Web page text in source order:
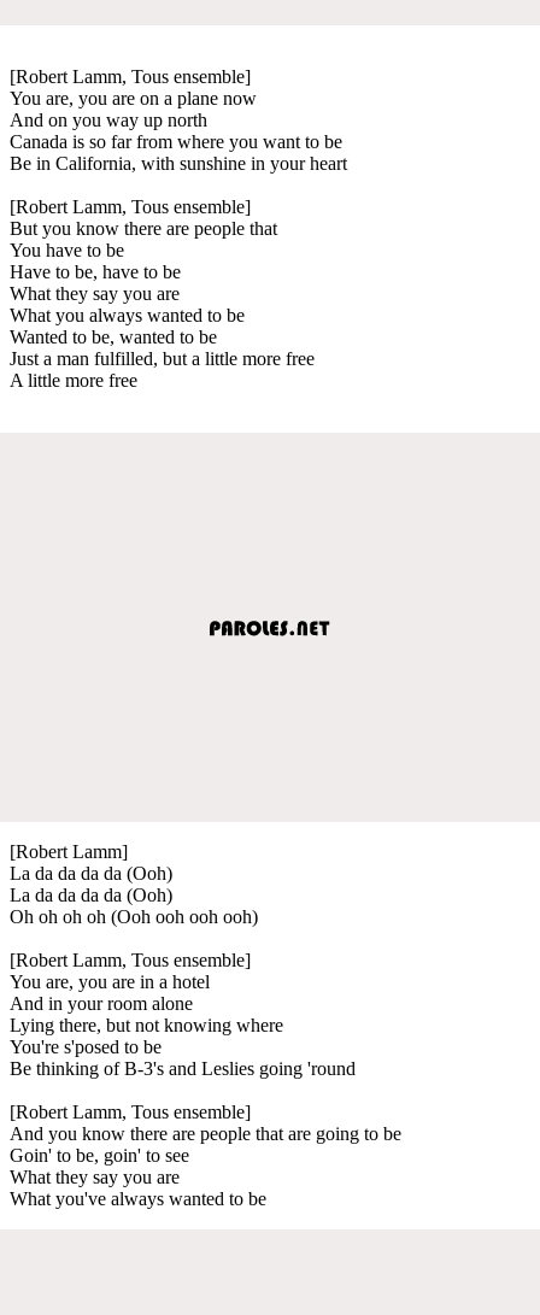
[Robert Lamm, Tous ensemble]
You are, you are on a plane now
And on you way up north
Canada is so far from where you want to be
Be in California, with sunshine in your heart
[Robert Lamm, Tous ensemble]
But you know there are people that
You have to be
Have to be, have to be
What they say you are
What you always wanted to be
Wanted to be, wanted to be
Just a man fulfilled, but a little more free
A little more free
[Robert Lamm]
La da da da da (Ooh)
La da da da da (Ooh)
Oh oh oh oh (Ooh ooh ooh ooh)
[Robert Lamm, Tous ensemble]
You are, you are in a hotel
And in your room alone
Lying there, but not knowing where
You're s'posed to be
Be thinking of B-3's and Leslies going 'round
[Robert Lamm, Tous ensemble]
And you know there are people that are going to be
Goin' to be, goin' to see
What they say you are
What you've always wanted to be